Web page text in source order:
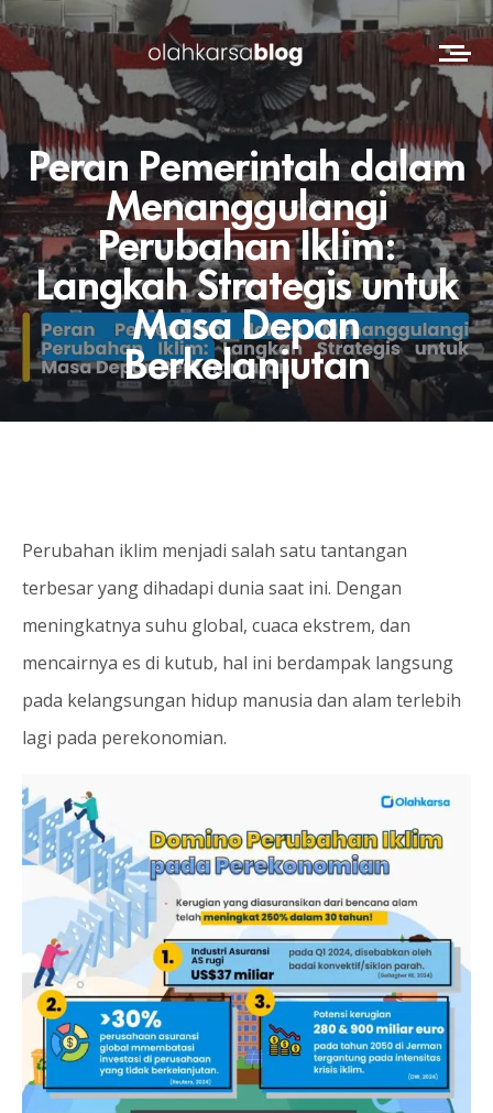
Peran Pemerintah dalam
Menanggulangi
Perubahan Iklim:
Langkah Strategis untuk
Masa Depan
Berkelanjutan
Perubahan iklim menjadi salah satu tantangan
terbesar yang dihadapi dunia saat ini. Dengan
meningkatnya suhu global, cuaca ekstrem, dan
mencairnya es di kutub, hal ini berdampak langsung
pada kelangsungan hidup manusia dan alam terlebih
lagi pada perekonomian.